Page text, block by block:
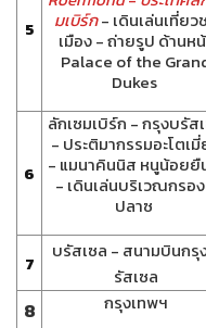
5
มเบิร์ก- เดินเล่นเที่ยว
เมือง - ถ่ายรูป ด้านห
Palace of the
Dukes
6
ลักเซมเบิร์ก - กรุงบรัส
- ประติมากรรมอะโตเ
- แมนาคินนิส หนูน้อยยื
- เดินเล่นบริเวณกรอ
ปลาซ
7
บรัสเซล - สนามบินกรุ
รัสเซล
8 กรุงเทพฯ